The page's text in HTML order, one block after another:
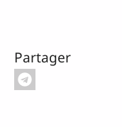
Partager